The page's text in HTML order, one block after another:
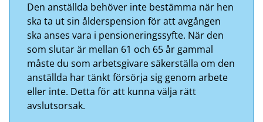
Den anställda behöver inte bestämma när hen
ska ta ut sin ålderspension för att avgången
ska anses vara i pensioneringssyfte. När den
som slutar är mellan 61 och 65 år gammal
måste du som arbetsgivare säkerställa om den
anställda har tänkt försörja sig genom arbete
eller inte. Detta för att kunna välja rätt
avslutsorsak.